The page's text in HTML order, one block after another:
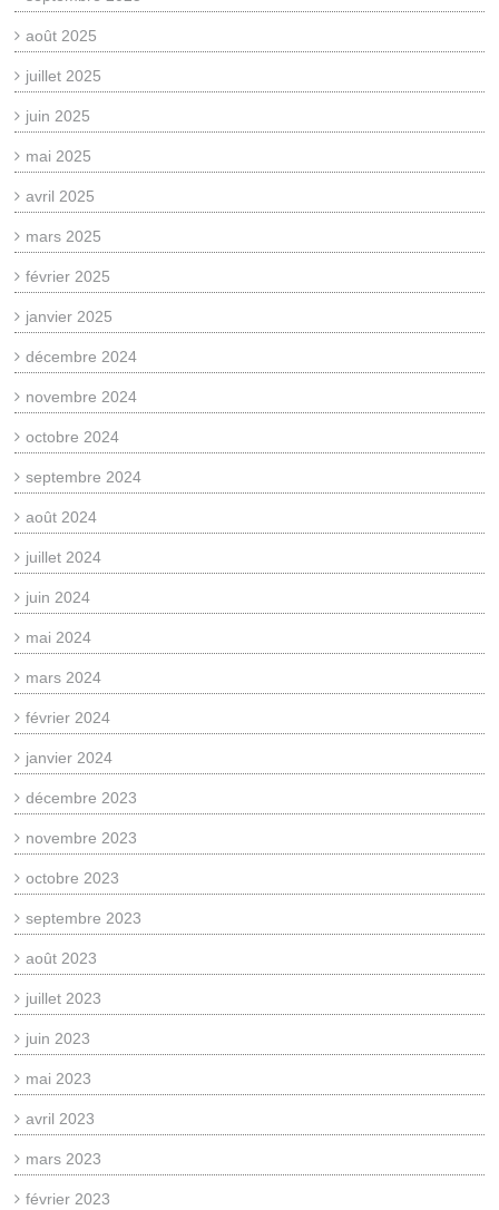
août 2025
juillet 2025
juin 2025
mai 2025
avril 2025
mars 2025
février 2025
janvier 2025
décembre 2024
novembre 2024
octobre 2024
septembre 2024
août 2024
juillet 2024
juin 2024
mai 2024
mars 2024
février 2024
janvier 2024
décembre 2023
novembre 2023
octobre 2023
septembre 2023
août 2023
juillet 2023
juin 2023
mai 2023
avril 2023
mars 2023
février 2023